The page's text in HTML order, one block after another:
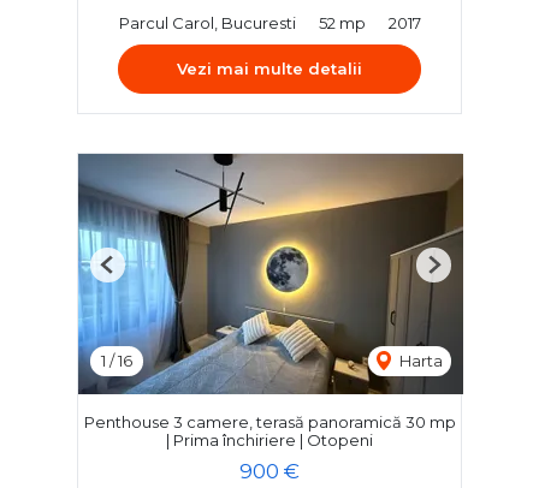
Parcul Carol, Bucuresti 52 mp 2017
Vezi mai multe detalii
1 /16 Harta
Previous Next
Penthouse 3 camere, terasă panoramică 30 mp
| Prima închiriere | Otopeni
900 €